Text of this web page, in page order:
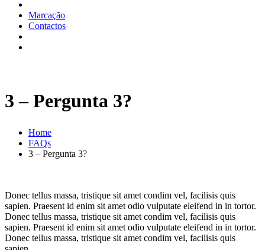
Marcação
Contactos
3 – Pergunta 3?
Home
FAQs
3 – Pergunta 3?
Donec tellus massa, tristique sit amet condim vel, facilisis quis
sapien. Praesent id enim sit amet odio vulputate eleifend in in tortor.
Donec tellus massa, tristique sit amet condim vel, facilisis quis
sapien. Praesent id enim sit amet odio vulputate eleifend in in tortor.
Donec tellus massa, tristique sit amet condim vel, facilisis quis